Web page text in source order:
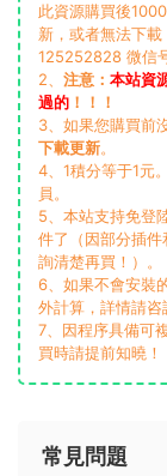
此資源購買後
新，或者無法下載
125252828 微信
2、 注意： 本站資
過的 ！！！
3、如果您購買前
下載更新。
4、1積分等于1元
員。
5、本站支持免登
件了（因部分插
詢清楚再買！）。
6、如果不會安裝
外計算，詳情請咨
7、因程序具備可
買時請提前知曉！
常見問題